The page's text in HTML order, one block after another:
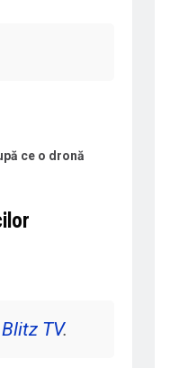
ce o dronă
Blitz TV.